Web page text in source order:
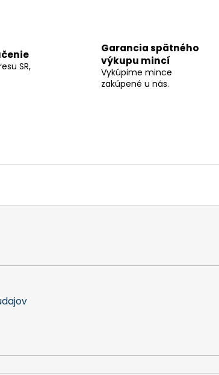
SR,
Garancia spätného
výkupu mincí
Vykúpime mince
zakúpené u nás.